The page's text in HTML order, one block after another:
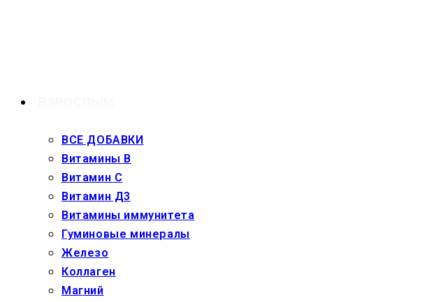
ВСЕ ДОБАВКИ
Витамины В
Витамин С
Витамин Д3
Витамины иммунитета
Гуминовые минералы
Железо
Коллаген
Магний